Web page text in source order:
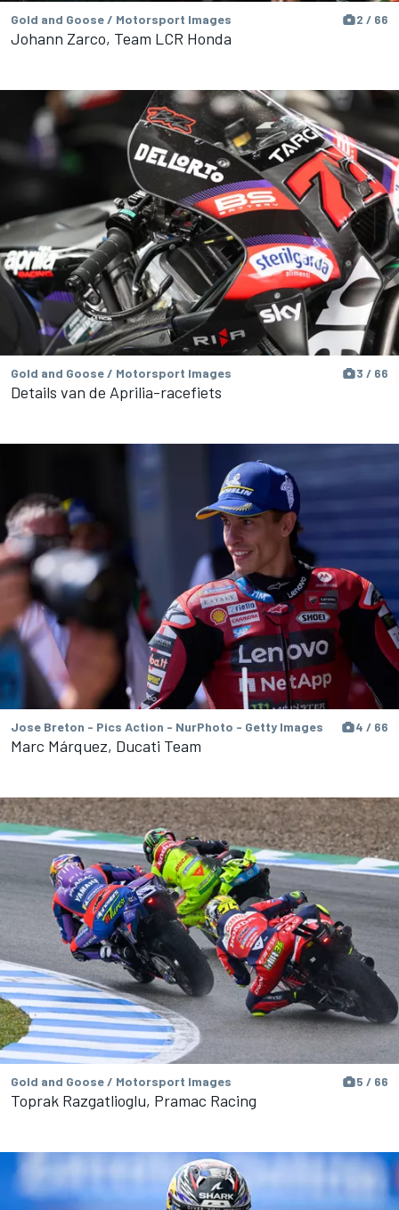
Gold and Goose / Motorsport Images 2 / 66
Johann Zarco, Team LCR Honda
Gold and Goose / Motorsport Images 3 / 66
Details van de Aprilia-racefiets
Jose Breton - Pics Action - NurPhoto - Getty Images 4 / 66
Marc Márquez, Ducati Team
Gold and Goose / Motorsport Images 5 / 66
Toprak Razgatlioglu, Pramac Racing